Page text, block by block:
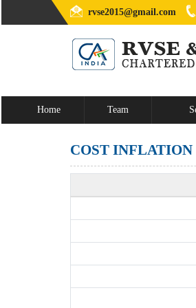
rvse2015@gmail.com
Home Team
COST